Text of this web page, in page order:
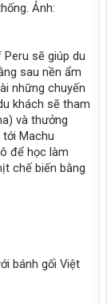
Ảnh:
sẽ giúp du
sau nền ẩm
những chuyến
khách sẽ tham
và thưởng
Machu
để học làm
chế biến bằng
bánh gối Việt